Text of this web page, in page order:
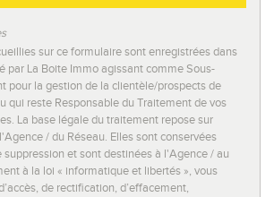
locataires)
46,06 %
23,90 %
de 25 ans
27,81 %
55 ans
37,50 %
de 55 ans
34,69 %
par famille
sur ce formulaire sont enregistrées dans
par La Boite Immo agissant comme Sous-
pour la gestion de la clientèle/prospects de
qui reste Responsable du Traitement de vos
La base légale du traitement repose sur
/ du Réseau. Elles sont conservées
suppression et sont destinées à l'Agence / au
à la loi « informatique et libertés », vous
de rectification, d’effacement,